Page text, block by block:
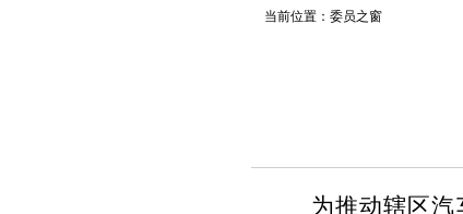
当前位置： 委员之窗
为推动辖区汽